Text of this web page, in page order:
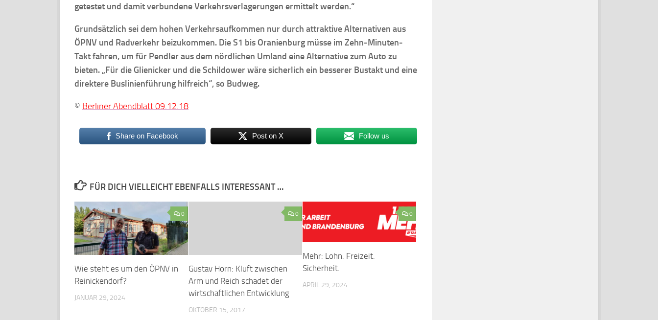
getestet und damit verbundene Verkehrsverlagerungen ermittelt werden.“
Grundsätzlich sei dem hohen Verkehrsaufkommen nur durch attraktive Alternativen aus
ÖPNV und Radverkehr beizukommen. Die S1 bis Oranienburg müsse im Zehn-Minuten-
Takt fahren, um für Pendler aus dem nördlichen Umland eine Alternative zum Auto zu
bieten. „Für die Glienicker und die Schildower wäre sicherlich ein besserer Bustakt und eine
direktere Buslinienführung hilfreich“, so Budweg.
© Berliner Abendblatt 09.12.18
Share on Facebook Post on X Follow us
FÜR DICH VIELLEICHT EBENFALLS INTERESSANT …
0
Wie steht es um den ÖPNV in
Reinickendorf?
JANUAR 29, 2024
0
Gustav Horn: Kluft zwischen
Arm und Reich schadet der
wirtschaftlichen Entwicklung
OKTOBER 15, 2017
0
Mehr: Lohn. Freizeit.
Sicherheit.
APRIL 29, 2024